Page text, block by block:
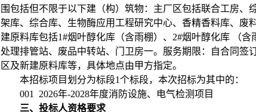
围包括但不限于以下建（构）筑物：主厂区包括联合工房
架库、综合库、生物酶应用工程研究中心、香精香料库、
建原料库包括1#烟叶醇化库（含雨棚）、2#烟叶醇化库 （
处理排管站、废品中转站、门卫房一。服务期限：自合同
区及新建原料库等，具体地点由甲方指定。
本招标项目划分为标段1个标段，本次招标为其中的：
001
2026年-2028年度消防设施、电气检测项目
三、投标人资格要求